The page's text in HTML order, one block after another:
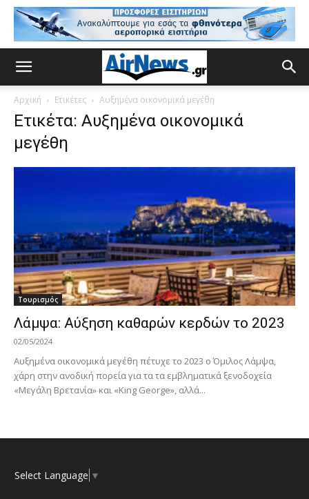
Αρχική Ετικέτες Αυξημένα οικονομικά μεγέθη
Ετικέτα: Αυξημένα οικονομικά
μεγέθη
Τουρισμός
Λάμψα: Αύξηση καθαρών κερδών το 2023
02/05/2024
Αυξημένα οικονομικά μεγέθη πέτυχε το 2023 ο Όμιλος Λάμψα,
χάρη στην ανοδική πορεία για τα τα εμβληματικά ξενοδοχεία
«Μεγάλη Βρετανία» και «King George», αλλά...
Select Language ▼